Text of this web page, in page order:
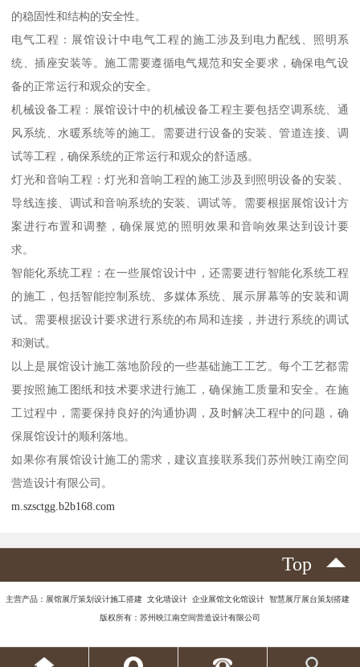
的稳固性和结构的安全性。
电气工程：展馆设计中电气工程的施工涉及到电力配线、照明系
统、插座安装等。施工需要遵循电气规范和安全要求，确保电气设
备的正常运行和观众的安全。
机械设备工程：展馆设计中的机械设备工程主要包括空调系统、通
风系统、水暖系统等的施工。需要进行设备的安装、管道连接、调
试等工程，确保系统的正常运行和观众的舒适感。
灯光和音响工程：灯光和音响工程的施工涉及到照明设备的安装、
导线连接、调试和音响系统的安装、调试等。需要根据展馆设计方
案进行布置和调整，确保展览的照明效果和音响效果达到设计要
求。
智能化系统工程：在一些展馆设计中，还需要进行智能化系统工程
的施工，包括智能控制系统、多媒体系统、展示屏幕等的安装和调
试。需要根据设计要求进行系统的布局和连接，并进行系统的调试
和测试。
以上是展馆设计施工落地阶段的一些基础施工工艺。每个工艺都需
要按照施工图纸和技术要求进行施工，确保施工质量和安全。在施
工过程中，需要保持良好的沟通协调，及时解决工程中的问题，确
保展馆设计的顺利落地。
如果你有展馆设计施工的需求，建议直接联系我们苏州映江南空间
营造设计有限公司。
m.szsctgg.b2b168.com
Top
主营产品：展馆展厅策划设计施工搭建 文化墙设计 企业展馆文化馆设计 智慧展厅展台策划搭建
版权所有：苏州映江南空间营造设计有限公司